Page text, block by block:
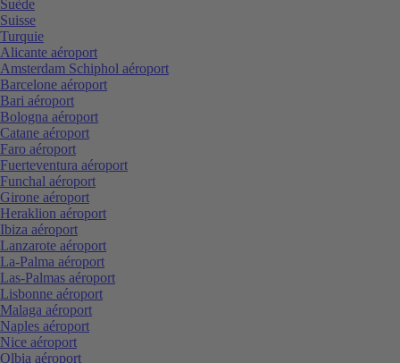
Suède
Suisse
Turquie
Alicante aéroport
Amsterdam Schiphol aéroport
Barcelone aéroport
Bari aéroport
Bologna aéroport
Catane aéroport
Faro aéroport
Fuerteventura aéroport
Funchal aéroport
Girone aéroport
Heraklion aéroport
Ibiza aéroport
Lanzarote aéroport
La-Palma aéroport
Las-Palmas aéroport
Lisbonne aéroport
Malaga aéroport
Naples aéroport
Nice aéroport
Olbia aéroport